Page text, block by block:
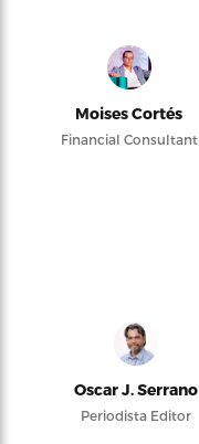
Moises Cortés
Financial Consultant
Oscar J. Serrano
Periodista Editor